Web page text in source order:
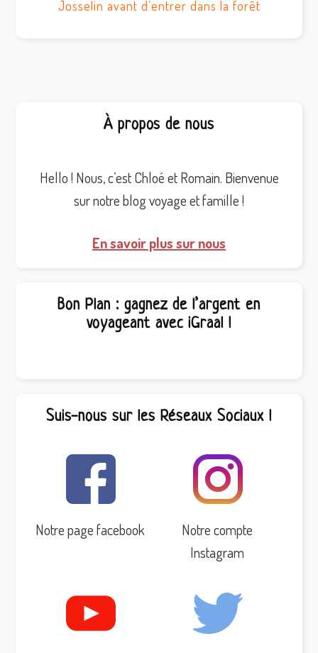
Josselin avant d’entrer dans la forêt
À propos de nous
Hello ! Nous, c’est Chloé et Romain. Bienvenue
sur notre blog voyage et famille !
En savoir plus sur nous
Bon Plan : gagnez de l’argent en
voyageant avec iGraal !
Suis-nous sur les Réseaux Sociaux !
Notre page facebook
Notre compte
Instagram